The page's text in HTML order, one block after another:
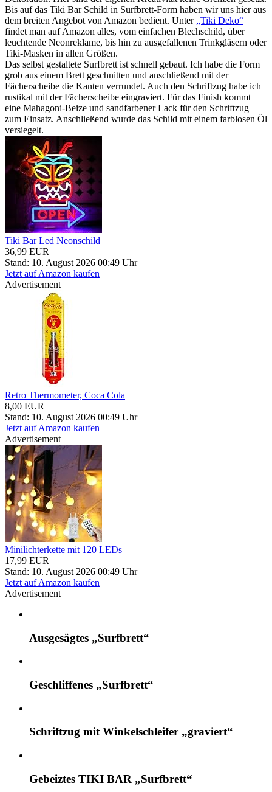
Bis auf das Tiki Bar Schild in Surfbrett-Form haben wir uns hier aus
dem breiten Angebot von Amazon bedient. Unter „Tiki Deko“
findet man auf Amazon alles, vom einfachen Blechschild, über
leuchtende Neonreklame, bis hin zu ausgefallenen Trinkgläsern oder
Tiki-Masken in allen Größen.
Das selbst gestaltete Surfbrett ist schnell gebaut. Ich habe die Form
grob aus einem Brett geschnitten und anschließend mit der
Fächerscheibe die Kanten verrundet. Auch den Schriftzug habe ich
rustikal mit der Fächerscheibe eingraviert. Für das Finish kommt
eine Mahagoni-Beize und sandfarbener Lack für den Schriftzug
zum Einsatz. Anschließend wurde das Schild mit einem farblosen Öl
versiegelt.
Tiki Bar Led Neonschild
36,99 EUR
Stand: 10. August 2026 00:49 Uhr
Jetzt auf Amazon kaufen
Advertisement
Retro Thermometer, Coca Cola
8,00 EUR
Stand: 10. August 2026 00:49 Uhr
Jetzt auf Amazon kaufen
Advertisement
Minilichterkette mit 120 LEDs
17,99 EUR
Stand: 10. August 2026 00:49 Uhr
Jetzt auf Amazon kaufen
Advertisement
Ausgesägtes „Surfbrett“
Geschliffenes „Surfbrett“
Schriftzug mit Winkelschleifer „graviert“
Gebeiztes TIKI BAR „Surfbrett“